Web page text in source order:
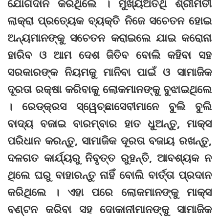
ଯୋଗଦାନ କରିଥିଲେ । ମୁଖ୍ୟଅତିଥି ଶ୍ରୀମତୀ
ଲାକ୍ରା ପ୍ରତ୍ୟେକ ବ୍ୟକ୍ତି ନିଜେ ସଚେତନ ହୋଇ
ଅନ୍ୟମାନଙ୍କୁ ସଚେତନ କରାଇଲେ ଯାଇ କରୋନା
ହାରିବ ଓ ଆମ ଦେଶ ଜିତିବ ବୋଲି କହିବା ସହ
ସରକାରଙ୍କ ନିୟମକୁ ମାନିବା ପାଇଁ ଓ ସାମାଜିକ
ଦୂରତା ରକ୍ଷା କରିବାକୁ ଲୋକମାନଙ୍କୁ ବୁଝାଇଥିଲେ
। ରେଡ୍‌କ୍ରସ ସ୍ୱେଚ୍ଛାସେବୀମାନେ ବୁଲି ବୁଲି
ବାଦ୍ୟ ବଜାଇ ବାରମ୍ବାର ହାତ ଧୁଅନ୍ତୁ, ମାକ୍ସ
ପରିଧାନ କରନ୍ତୁ, ସାମାଜିକ ଦୂରତା ବଜାୟ ରଖନ୍ତୁ,
ଦଳଗତ କାର୍ଯ୍ୟରୁ ନିବୃତ୍ତ ରୁହନ୍ତି, ଆବଶ୍ୟକ ନ
ଥିଲେ ଘରୁ ବାହାରନ୍ତୁ ନାହିଁ ବୋଲି ବାର୍ତ୍ତା ପ୍ରଦାନ
କରିଥିଲେ । ଏହା ପରେ ଲୋକମାନଙ୍କୁ ମାକ୍ସ
ବଣ୍ଟନ କରିବା ସହ ଦୋକାନୀମାନଙ୍କୁ ସାମାଜିକ